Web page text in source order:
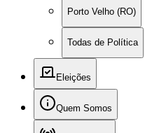
Porto Velho (RO)
Todas de Política
Eleições
Quem Somos